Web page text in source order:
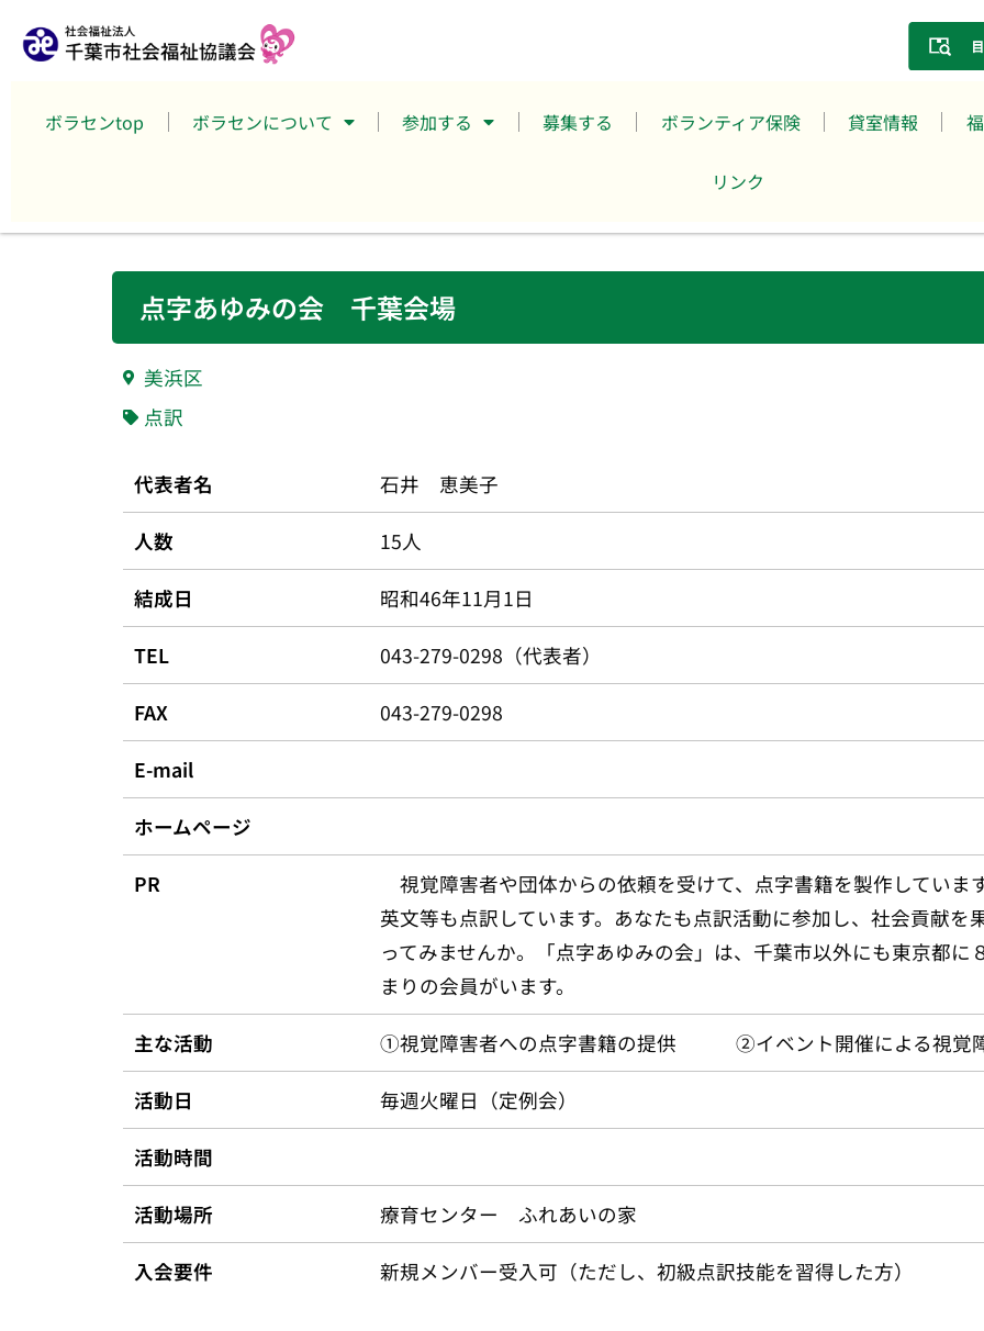
ボラセンtop ボラセンについて 参加する 募集する ボランティア保険 貸室情報
リンク
点字あゆみの会 千葉会場
美浜区
点訳
代表者名 石井 恵美子
人数 15人
結成日 昭和46年11月1日
TEL 043-279-0298（代表者）
FAX 043-279-0298
E-mail
ホームページ
PR
視覚障害者や団体からの依頼を受けて、点字書籍を製作していま
英文等も点訳しています。あなたも点訳活動に参加し、社会貢献を
ってみませんか。「点字あゆみの会」は、千葉市以外にも東京都
まりの会員がいます。
主な活動 ①視覚障害者への点字書籍の提供 ②イベント開催による視覚
活動日 毎週火曜日（定例会）
活動時間
活動場所 療育センター ふれあいの家
入会要件 新規メンバー受入可（ただし、初級点訳技能を習得した方）